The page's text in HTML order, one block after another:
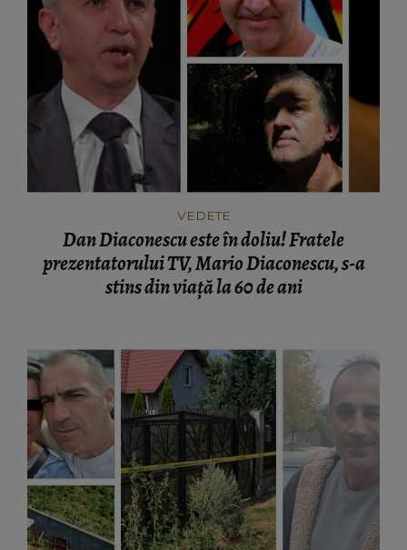
VEDETE
Dan Diaconescu este în doliu! Fratele
prezentatorului TV, Mario Diaconescu, s-a
stins din viață la 60 de ani